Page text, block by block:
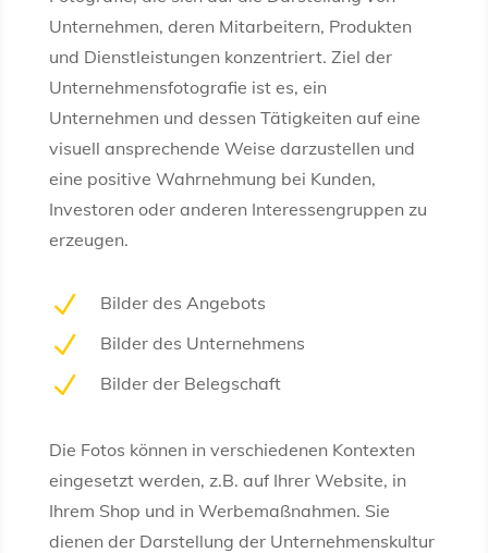
Unternehmen, deren Mitarbeitern, Produkten
und Dienstleistungen konzentriert. Ziel der
Unternehmensfotografie ist es, ein
Unternehmen und dessen Tätigkeiten auf eine
visuell ansprechende Weise darzustellen und
eine positive Wahrnehmung bei Kunden,
Investoren oder anderen Interessengruppen zu
erzeugen.
N Bilder des Angebots
N Bilder des Unternehmens
N Bilder der Belegschaft
Die Fotos können in verschiedenen Kontexten
eingesetzt werden, z.B. auf Ihrer Website, in
Ihrem Shop und in Werbemaßnahmen. Sie
dienen der Darstellung der Unternehmenskultur